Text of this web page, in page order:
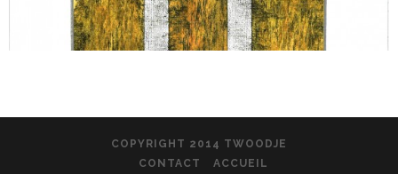
COPYRIGHT 2014 TWOODJE
CONTACT
ACCUEIL